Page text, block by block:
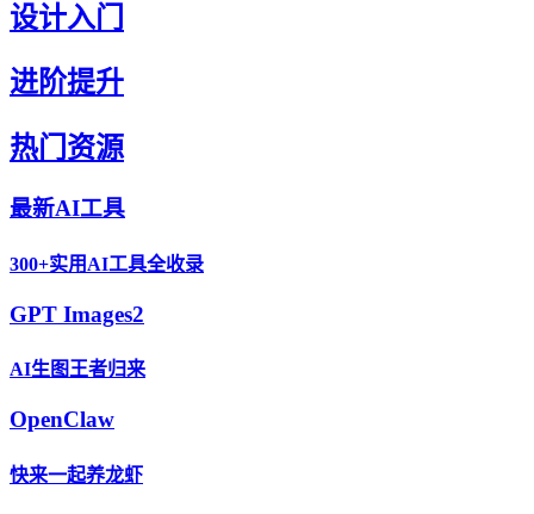
设计入门
进阶提升
热门资源
最新AI工具
300+实用AI工具全收录
GPT Images2
AI生图王者归来
OpenClaw
快来一起养龙虾